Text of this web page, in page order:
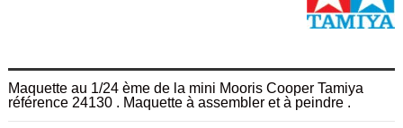
Maquette au 1/24 ème de la mini Mooris Cooper Tamiya
référence 24130 . Maquette à assembler et à peindre .